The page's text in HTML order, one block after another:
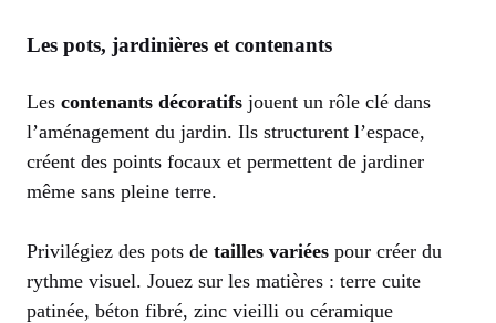
Les pots, jardinières et contenants
Les contenants décoratifs jouent un rôle clé dans
l’aménagement du jardin. Ils structurent l’espace,
créent des points focaux et permettent de jardiner
même sans pleine terre.
Privilégiez des pots de tailles variées pour créer du
rythme visuel. Jouez sur les matières : terre cuite
patinée, béton fibré, zinc vieilli ou céramique